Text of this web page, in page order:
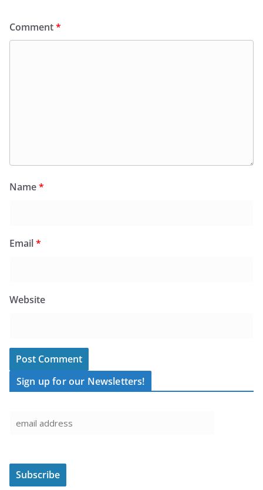
Comment*
Name*
Email*
Website
Sign up for our Newsletters!